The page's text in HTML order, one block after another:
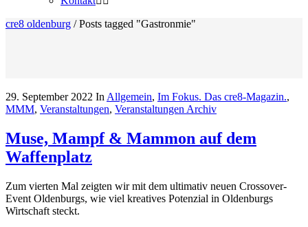
cre8 oldenburg /Posts tagged "Gastronmie"
29. September 2022 In Allgemein, Im Fokus. Das cre8-Magazin.,
MMM, Veranstaltungen, Veranstaltungen Archiv
Muse, Mampf & Mammon auf dem
Waffenplatz
Zum vierten Mal zeigten wir mit dem ultimativ neuen Crossover-
Event Oldenburgs, wie viel kreatives Potenzial in Oldenburgs
Wirtschaft steckt.